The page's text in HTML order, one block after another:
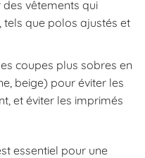
vêtements qui
que polos ajustés et
coupes plus sobres en
beige) pour éviter les
et éviter les imprimés
essentiel pour une